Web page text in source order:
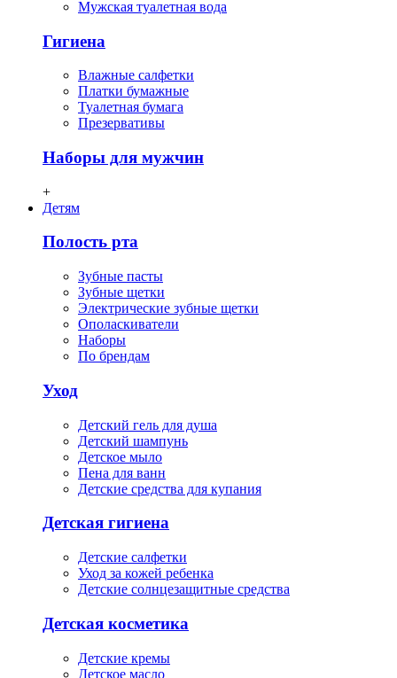
Мужская туалетная вода
Гигиена
Влажные салфетки
Платки бумажные
Туалетная бумага
Презервативы
Наборы для мужчин
+
Детям
Полость рта
Зубные пасты
Зубные щетки
Электрические зубные щетки
Ополаскиватели
Наборы
По брендам
Уход
Детский гель для душа
Детский шампунь
Детское мыло
Пена для ванн
Детские средства для купания
Детская гигиена
Детские салфетки
Уход за кожей ребенка
Детские солнцезащитные средства
Детская косметика
Детские кремы
Детское масло